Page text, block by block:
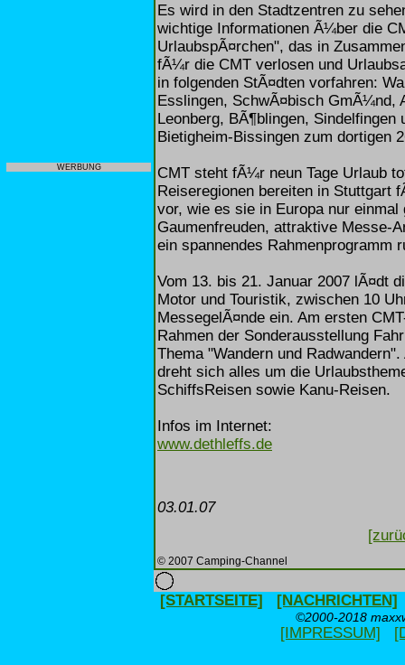
WERBUNG
Es wird in den Stadtzentren zu
wichtige Informationen Ã¼ber die
UrlaubspÃ¤rchen", das in
fÃ¼r die CMT verlosen und
in folgenden StÃ¤dten vorfahren:
Esslingen, SchwÃ¤bisch GmÃ¼nd,
Leonberg, BÃ¶blingen,
Bietigheim-Bissingen zum dortigen
CMT steht fÃ¼r neun Tage Urlaub
Reiseregionen bereiten in Stuttgart
vor, wie es sie in Europa nur
Gaumenfreuden, attraktive Messe-
ein spannendes Rahmenprogramm
Vom 13. bis 21. Januar 2007 lÃ¤dt
Motor und Touristik, zwischen 10
MessegelÃ¤nde ein. Am ersten
Rahmen der Sonderausstellung
Thema "Wandern und
dreht sich alles um die
SchiffsReisen sowie Kanu-Reisen.
Infos im Internet:
www.dethleffs.de
03.01.07
© 2007 Camping-Channel
[STARTSEITE] [NACHRICHTEN]
©2000-2018
[IMPRESSUM]